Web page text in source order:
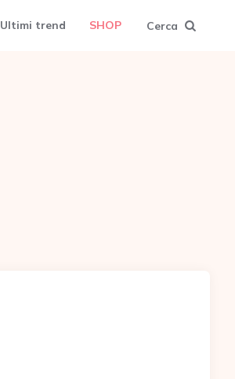
Ultimi trend SHOP Cerca